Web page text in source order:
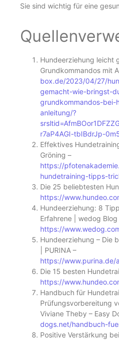
Sie sind wichtig für eine
Hundeerziehung leicht
Grundkommandos mit
box.de/2023/04/27/
gemacht-wie-bringst-
grundkommandos-
anleitung/?
r7aP4AGI-tbIBdrJp-
Effektives
Gröning –
https://
hundetraining-tipps-
Die 25 beliebtesten
https://
Hundeerziehung: 8
Erfahrene | wedog Blog
https://
Hundeerziehung – Die
| PURINA –
https://www.purina.de/
Die 15 besten
https://
Handbuch für
Prüfungsvorbereitung
Viviane Theby – Easy
dogs.net/handbuch-
Positive Verstärkung